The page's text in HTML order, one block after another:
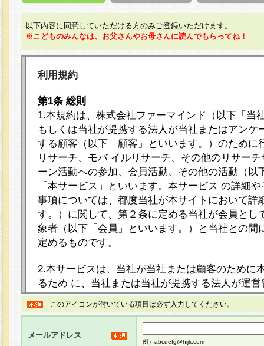
以下内容に同意していただける方のみご登録いただけます。
※こどものみんなは、お父さんやお母さんに読んでもらってね！
利用規約
第1条 総則
1.本規約は、株式会社ファーマインド（以下「当
もしくは当社が提携する法人が当社またはアンケ
する顧客（以下「顧客」といいます。）のために
リサーチ、モバ イルリサーチ、その他のリサー
ーン活動への参加、会員活動、その他の活動（以
「本サービス」といいます。本サービス の詳細
事項については、都度当社が本サイトにおいて詳
す。）に関して、第２条に定める当社が会員とし
象者（以下「会員」といいます。）と当社との間
定めるものです。
2.本サービスは、当社が当社または顧客のために
るため に、当社または当社が提携する法人が運
ト（以下「本サイト」といいます。）上に本サー
ージを設け、会員がアンケー ト調査に回答する
し、その結果を当社が集計・分析その他の利用を
るものです。なお、本サービスは、それぞれの目
このアイコンが付いている項目は必ず入力してください。
メールアドレス
例）abcdefg@hijk.com